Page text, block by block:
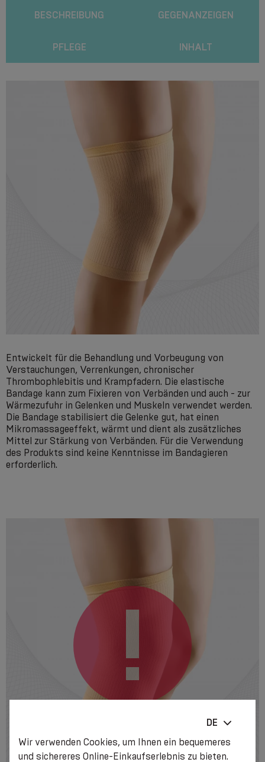
BESCHREIBUNG GEGENANZEIGEN
PFLEGE INHALT
Entwickelt für die Behandlung und Vorbeugung von
Verstauchungen, Verrenkungen, chronischer
Thrombophlebitis und Krampfadern. Die elastische
Bandage kann zum Fixieren von Verbänden und auch - zur
Wärmezufuhr in Gelenken und Muskeln verwendet werden.
Die Bandage stabilisiert die Gelenke gut, hat einen
Mikromassageeffekt, wärmt und dient als zusätzliches
Mittel zur Stärkung von Verbänden. Für die Verwendung
des Produkts sind keine Kenntnisse im Bandagieren
erforderlich.
DE
Wir verwenden Cookies, um Ihnen ein bequemeres
und sichereres Online-Einkaufserlebnis zu bieten.